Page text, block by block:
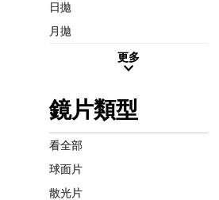
日拋
月拋
更多
鏡片類型
看全部
球面片
散光片